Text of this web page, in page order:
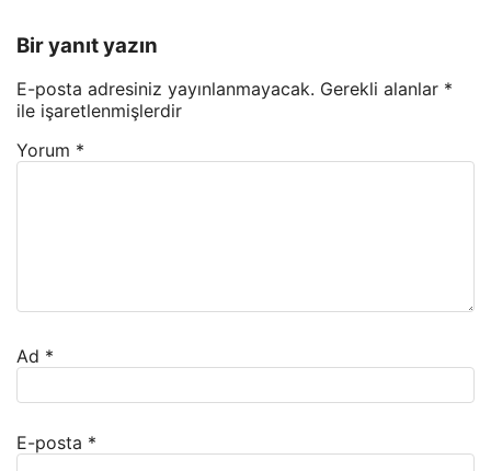
Bir yanıt yazın
E-posta adresiniz yayınlanmayacak. Gerekli alanlar *
ile işaretlenmişlerdir
Yorum *
Ad *
E-posta *